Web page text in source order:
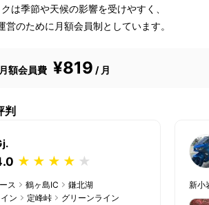
は季節や天候の影響を受けやすく、
営のために月額会員制としています。
月額会員費 ¥819 / 月
判
★
★
★
★
★
ス 鶴ヶ島IC
鎌北湖
ン
定峰峠 グリーンライン
新小